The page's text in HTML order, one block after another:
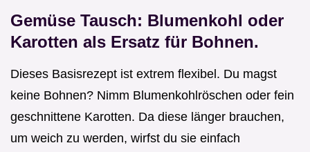
Gemüse Tausch: Blumenkohl oder
Karotten als Ersatz für Bohnen.
Dieses Basisrezept ist extrem flexibel. Du magst
keine Bohnen? Nimm Blumenkohlröschen oder fein
geschnittene Karotten. Da diese länger brauchen,
um weich zu werden, wirfst du sie einfach